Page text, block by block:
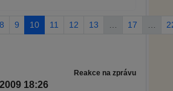
8 9 10 11 12 13 17
Reakce na zprávu
18:26